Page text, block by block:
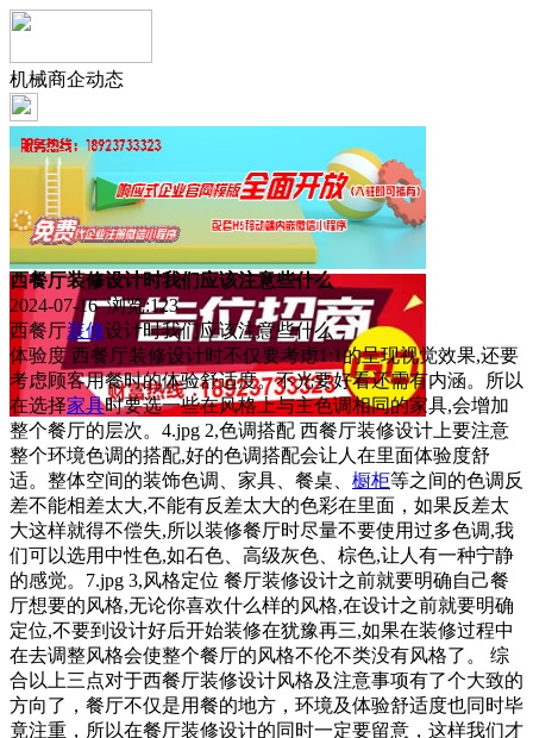
机械商企动态
西餐厅装修设计时我们应该注意些什么
2024-07-16 浏览:123
西餐厅装修设计时我们应该注意些什么
体验度 西餐厅装修设计时不仅要考虑1:1的呈现视觉效果,还要
考虑顾客用餐时的体验舒适度。不光要好看还需有内涵。所以
在选择家具时要选一些在风格上与主色调相同的家具,会增加
整个餐厅的层次。4.jpg 2,色调搭配 西餐厅装修设计上要注意
整个环境色调的搭配,好的色调搭配会让人在里面体验度舒
适。整体空间的装饰色调、家具、餐桌、 橱柜等之间的色调反
差不能相差太大,不能有反差太大的色彩在里面，如果反差太
大这样就得不偿失,所以装修餐厅时尽量不要使用过多色调,我
们可以选用中性色,如石色、高级灰色、棕色,让人有一种宁静
的感觉。7.jpg 3,风格定位 餐厅装修设计之前就要明确自己餐
厅想要的风格,无论你喜欢什么样的风格,在设计之前就要明确
定位,不要到设计好后开始装修在犹豫再三,如果在装修过程中
在去调整风格会使整个餐厅的风格不伦不类没有风格了。 综
合以上三点对于西餐厅装修设计风格及注意事项有了个大致的
方向了，餐厅不仅是用餐的地方，环境及体验舒适度也同时毕
竟注重，所以在餐厅装修设计的同时一定要留意，这样我们才